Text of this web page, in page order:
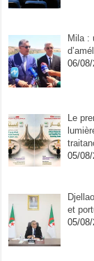
Mila :
06/
Le
05/
et
05/